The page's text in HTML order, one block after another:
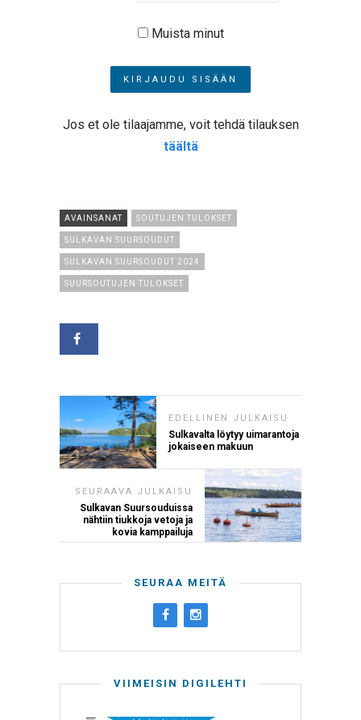
Muista minut
Jos et ole tilaajamme, voit tehdä tilauksen
täältä
AVAINSANAT SOUTUJEN TULOKSET
SULKAVAN SUURSOUDUT
SULKAVAN SUURSOUDUT 2024
SUURSOUTUJEN TULOKSET
EDELLINEN JULKAISU
Sulkavalta löytyy uimarantoja
jokaiseen makuun
SEURAAVA JULKAISU
Sulkavan Suursouduissa
nähtiin tiukkoja vetoja ja
kovia kamppailuja
SEURAA MEITÄ
VIIMEISIN DIGILEHTI